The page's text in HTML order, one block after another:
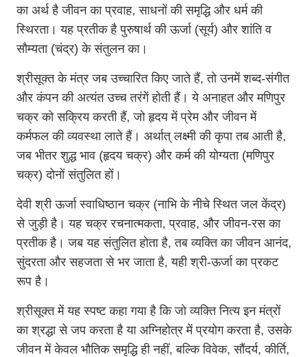
का अर्थ है जीवन का प्रवाह, साधनों की समृद्धि और धर्म की
स्थिरता। यह प्रतीक है पुरुषार्थ की ऊर्जा (सूर्य) और शांति व
सौम्यता (चंद्र) के संतुलन का।
श्रीसूक्त के मंत्र जब उच्चारित किए जाते हैं, तो उनमें शब्द-संगीत
और कंपन की अत्यंत उच्च तरंगें होती हैं। ये अनाहत और मणिपुर
चक्र को सक्रिय करती हैं, जो हृदय में प्रेम और जीवन में
कर्मफल की व्यवस्था लाते हैं। अर्थात् लक्ष्मी की कृपा तब आती है,
जब भीतर शुद्ध भाव (हृदय चक्र) और कर्म की योग्यता (मणिपुर
चक्र) दोनों संतुलित हों।
देवी श्री ऊर्जा स्वाधिष्ठान चक्र (नाभि के नीचे स्थित जल केंद्र)
से जुड़ी है। यह चक्र रचनात्मकता, प्रवाह, और जीवन-रस का
प्रतीक है। जब यह संतुलित होता है, तब व्यक्ति का जीवन आनंद,
सुंदरता और सहजता से भर जाता है, यही श्री-ऊर्जा का प्रकट
रूप है।
श्रीसूक्त में यह स्पष्ट कहा गया है कि जो व्यक्ति नित्य इन मंत्रों
का श्रद्धा से जप करता है या अग्निहोत्र में प्रयोग करता है, उसके
जीवन में केवल भौतिक समृद्धि ही नहीं, बल्कि विवेक, सौंदर्य, कीर्ति,